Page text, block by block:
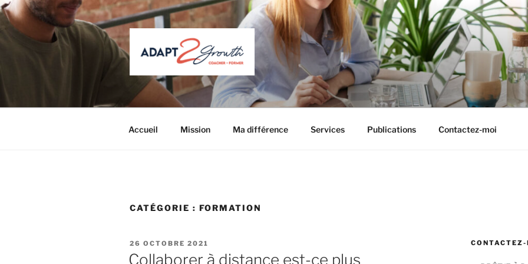
Aller
au
contenu
ADAPT 2 GROWTH
Coacher – Former
Accueil Mission Ma différence Services Publications Contactez-moi
CATÉGORIE : FORMATION
PUBLIÉ
LE
26 OCTOBRE 2021
Collaborer à distance est-ce plus